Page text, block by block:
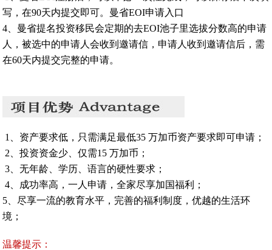
写，在90天内提交即可。曼省EOI申请入口
4、曼省提名投资移民会定期的去EOI池子里选拔分数高的申请
人，被选中的申请人会收到邀请信，申请人收到邀请信后，需
在60天内提交完整的申请。
1、资产要求低，只需满足最低35 万加币资产要求即可申请；
2、投资资金少、仅需15 万加币；
3、无年龄、学历、语言的硬性要求；
4、成功率高，一人申请，全家尽享加国福利；
5、尽享一流的教育水平，完善的福利制度，优越的生活环
境；
温馨提示：